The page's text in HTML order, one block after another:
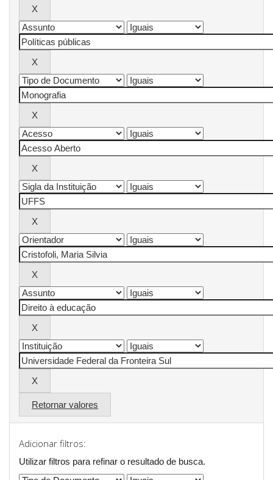
Retornar valores
Adicionar filtros:
Utilizar filtros para refinar o resultado de busca.